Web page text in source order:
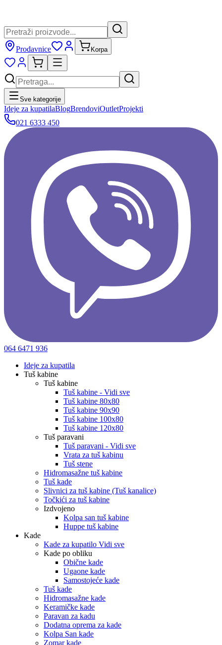
Prodavnice Korpa
Sve kategorije
Ideje za kupatilaBlogBrendoviOutletProjekti
021 6333 450
064 6471 936
Ideje za kupatila
Tuš kabine
Tuš kabine
Tuš kabine - Vidi sve
Tuš kabine 80x80
Tuš kabine 90x90
Tuš kabine 100x80
Tuš kabine 120x80
Tuš paravani
Tuš paravani - Vidi sve
Vrata za tuš kabinu
Tuš stene
Hidromasažne tuš kabine
Tuš kade
Slivnici za tuš kabine (Tuš kanalice)
Točkići za tuš kabine
Izdvojeno
Kolpa san tuš kabine
Huppe tuš kabine
Kade
Kade za kupatilo Vidi sve
Kade po obliku
Obične kade
Ugaone kade
Samostojeće kade
Tuš kade
Hidromasažne kade
Keramičke kade
Paravan za kadu
Dodatna oprema za kade
Kolpa San kade
Zomar kade